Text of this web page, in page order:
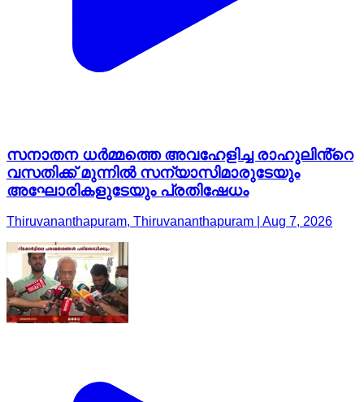
സനാതന ധർമ്മത്തെ അവഹേളിച്ച രാഹുലിൻ്റെ
വസതിക്ക് മുന്നിൽ സന്യാസിമാരുടേയും
അഘോരികളുടേയും പ്രതിഷേധം
Thiruvananthapuram, Thiruvananthapuram | Aug 7, 2026